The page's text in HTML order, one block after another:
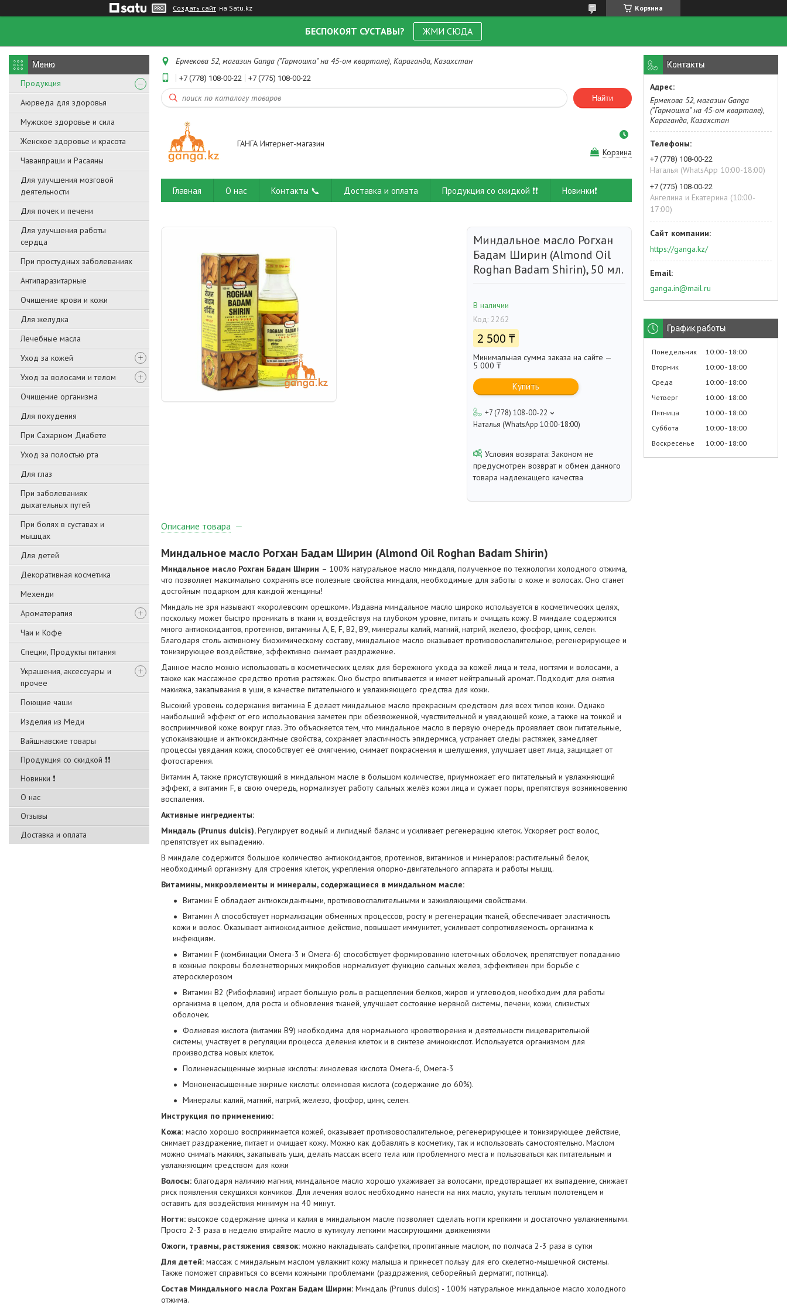
Создать сайт на Satu.kz Корзина
БЕСПОКОЯТ СУСТАВЫ? ЖМИ СЮДА
Продукция
Аюрведа для здоровья
Мужское здоровье и сила
Женское здоровье и красота
Чаванпраши и Расаяны
Для улучшения мозговой
деятельности
Для почек и печени
Для улучшения работы
сердца
При простудных заболеваниях
Антипаразитарные
Очищение крови и кожи
Для желудка
Лечебные масла
Уход за кожей
Уход за волосами и телом
Очищение организма
Для похудения
При Сахарном Диабете
Уход за полостью рта
Для глаз
При заболеваниях
дыхательных путей
При болях в суставах и
мышцах
Для детей
Декоративная косметика
Мехенди
Ароматерапия
Чаи и Кофе
Специи, Продукты питания
Украшения, аксессуары и
прочее
Поющие чаши
Изделия из Меди
Вайшнавские товары
Продукция со скидкой ❗❗
Новинки ❗
О нас
Отзывы
Доставка и оплата
Ермекова 52, магазин Ganga ("Гармошка" на 45-ом квартале), Караганда, Казахстан
+7 (778) 108-00-22 +7 (775) 108-00-22
Найти
ГАНГА Интернет-магазин
Корзина
Главная О нас Контакты 📞 Доставка и оплата Продукция со скидкой ❗❗ Новинки❗
Миндальное масло Рогхан
Бадам Ширин (Almond Oil
Roghan Badam Shirin), 50 мл.
В наличии
Код: 2262
2 500 ₸
Минимальная сумма заказа на сайте —
5 000 ₸
Купить
+7 (778) 108-00-22
Наталья (WhatsApp 10:00-18:00)
Законом не
предусмотрен возврат и обмен данного
товара надлежащего качества
Описание товара
Миндальное масло Рогхан Бадам Ширин (Almond Oil Roghan Badam Shirin)
Миндальное масло Рохган Бадам Ширин – 100% натуральное масло миндаля, полученное по технологии холодного отжима,
что позволяет максимально сохранять все полезные свойства миндаля, необходимые для заботы о коже и волосах. Оно станет
достойным подарком для каждой женщины!
Миндаль не зря называют «королевским орешком». Издавна миндaльное масло широко используется в косметических целях,
поскольку может быстро проникать в ткани и, воздействуя на глубоком уровне, питать и очищать кожу. В миндале содержится
много антиоксидантов, протеинов, витамины A, E, F, B2, B9, минералы калий, магний, натрий, железо, фосфор, цинк, селен.
Благодаря столь активному биохимическому составу, миндальное масло оказывает противовоспалительное, регенерирующее и
тонизирующее воздействие, эффективно снимает раздражение.
Данное масло можно использовать в косметических целях для бережного ухода за кожей лица и тела, ногтями и волосами, а
также как массажное средство против растяжек. Оно быстро впитывается и имеет нейтральный аромат. Подходит для снятия
макияжа, закапывания в уши, в качестве питательного и увлажняющего средства для кожи.
Высокий уровень содержания витамина E делает миндальное масло прекрасным средством для всех типов кожи. Однако
наибольший эффект от его использования заметен при обезвоженной, чувствительной и увядающей коже, а также на тонкой и
восприимчивой коже вокруг глаз. Это объясняется тем, что миндальное масло в первую очередь проявляет свои питательные,
успокаивающие и антиоксидантные свойства, сохраняет эластичность эпидермиса, устраняет следы растяжек, замедляет
процессы увядания кожи, способствует её смягчению, снимает покраснения и шелушения, улучшает цвет лица, защищает от
фотостарения.
Витамин A, также присутствующий в миндальном масле в большом количестве, приумножает его питательный и увлажняющий
эффект, а витамин F, в свою очередь, нормализует работу сальных желёз кожи лица и сужает поры, препятствуя возникновению
воспаления.
Активные ингредиенты:
Миндаль (Prunus dulcis).Регулирует водный и липидный баланс и усиливает регенерацию клеток. Ускоряет рост волос,
препятствует их выпадению.
В миндале содержится большое количество антиоксидантов, протеинов, витаминов и минералов: растительный белок,
необходимый организму для строения клеток, укрепления опорно-двигательного аппарата и работы мышц.
Витамины, микроэлементы и минералы, содержащиеся в миндальном масле:
Витамин Е обладает антиоксидантными, противовоспалительными и заживляющими свойствами.
Витамин А способствует нормализации обменных процессов, росту и регенерации тканей, обеспечивает эластичность
кожи и волос. Оказывает антиоксидантное действие, повышает иммунитет, усиливает сопротивляемость организма к
инфекциям.
Витамин F (комбинации Омега-3 и Омега-6) способствует формированию клеточных оболочек, препятствует попаданию
в кожные покровы болезнетворных микробов нормализует функцию сальных желез, эффективен при борьбе с
атеросклерозом
Витамин В2 (Рибофлавин) играет большую роль в расщеплении белков, жиров и углеводов, необходим для работы
организма в целом, для роста и обновления тканей, улучшает состояние нервной системы, печени, кожи, слизистых
оболочек.
Фолиевая кислота (витамин В9) необходима для нормального кроветворения и деятельности пищеварительной
системы, участвует в регуляции процесса деления клеток и в синтезе аминокислот. Используется организмом для
производства новых клеток.
Полиненасыщенные жирные кислоты: линолевая кислота Омега-6, Омега-3
Мононенасыщенные жирные кислоты: олеиновая кислота (содержание до 60%).
Минералы: калий, магний, натрий, железо, фосфор, цинк, селен.
Инструкция по применению:
Кожа: масло хорошо воспринимается кожей, оказывает противовоспалительное, регенерирующее и тонизирующее действие,
снимает раздражение, питает и очищает кожу. Можно как добавлять в косметику, так и использовать самостоятельно. Маслом
можно снимать макияж, закапывать уши, делать массаж всего тела или проблемного места и пользоваться как питательным и
увлажняющим средством для кожи
Волосы: благодаря наличию магния, миндальное масло хорошо ухаживает за волосами, предотвращает их выпадение, снижает
риск появления секущихся кончиков. Для лечения волос необходимо нанести на них масло, укутать теплым полотенцем и
оставить для воздействия минимум на 40 минут.
Ногти: высокое содержание цинка и калия в миндальном масле позволяет сделать ногти крепкими и достаточно увлажненными.
Просто 2-3 раза в неделю втирайте масло в кутикулу легкими массирующими движениями
Ожоги, травмы, растяжения связок: можно накладывать салфетки, пропитанные маслом, по полчаса 2-3 раза в сутки
Для детей: массаж с миндальным маслом увлажнит кожу малыша и принесет пользу для его скелетно-мышечной системы.
Также поможет справиться со всеми кожными проблемами (раздражения, себорейный дерматит, потница).
Состав Миндального масла Рохган Бадам Ширин: Миндаль (Prunus dulcis) - 100% натуральное миндальное масло холодного
отжима.
Контакты
Ермекова 52, магазин Ganga
("Гармошка" на 45-ом квартале),
Караганда, Казахстан
+7 (778) 108-00-22
Наталья (WhatsApp 10:00-18:00)
+7 (775) 108-00-22
Ангелина и Екатерина (10:00-
17:00)
https://ganga.kz/
ganga.in@mail.ru
График работы
Понедельник 10:00 18:00
Вторник
10:00 18:00
Среда
10:00 18:00
Четверг
10:00 18:00
Пятница
10:00 18:00
Суббота
10:00 18:00
Воскресенье
10:00 18:00